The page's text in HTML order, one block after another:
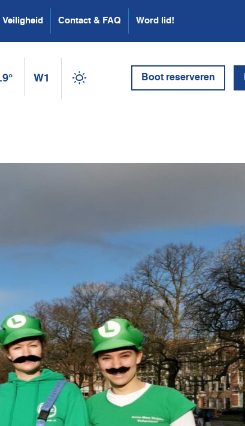
Veiligheid Contact & FAQ Word lid!
W1 Boot reserveren